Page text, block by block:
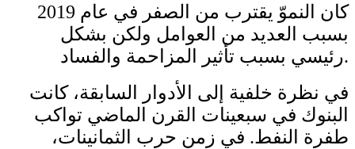
كان النموّ يقترب من الصفر في عام 2019
بسبب العديد من العوامل ولكن بشكل
رئيسي بسبب تأثير المزاحمة والفساد.
في نظرة خلفية إلى الأدوار السابقة، كانت
البنوك في سبعينات القرن الماضي تواكب
طفرة النفط. في زمن حرب الثمانينات،